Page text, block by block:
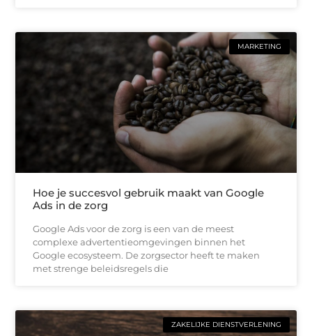
MARKETING
Hoe je succesvol gebruik maakt van Google
Ads in de zorg
Google Ads voor de zorg is een van de meest
complexe advertentieomgevingen binnen het
Google ecosysteem. De zorgsector heeft te maken
met strenge beleidsregels die
ZAKELIJKE DIENSTVERLENING